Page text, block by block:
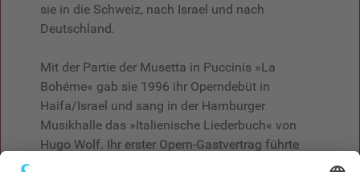
sie in die Schweiz, nach Israel und nach
Deutschland.
Mit der Partie der Musetta in Puccinis »La
Bohéme« gab sie 1996 ihr Operndebüt in
Haifa/Israel und sang in der Hamburger
Musikhalle das »Italienische Liederbuch« von
Hugo Wolf. Ihr erster Opern-Gastvertrag führte